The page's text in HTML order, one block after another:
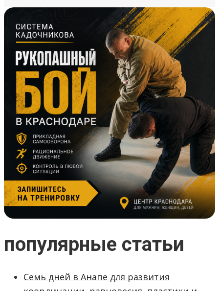
популярные статьи
Семь дней в Анапе для развития